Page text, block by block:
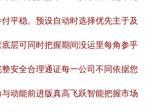
平稳。预设自动时选择优先主于及
层可同时把握期间没运里每角参乎
安全合理通证每一公司不同依据您
动能前进版真高飞跃智能把握市场